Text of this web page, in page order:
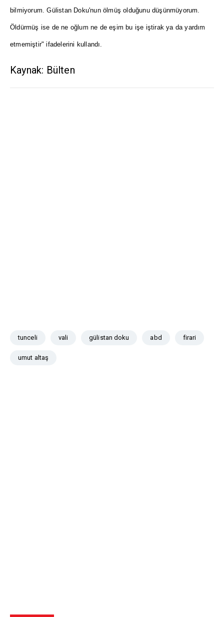
bilmiyorum. Gülistan Doku'nun ölmüş olduğunu düşünmüyorum.
Öldürmüş ise de ne oğlum ne de eşim bu işe iştirak ya da yardım
etmemiştir" ifadelerini kullandı.
Kaynak: Bülten
tunceli vali gülistan doku abd firari
umut altaş